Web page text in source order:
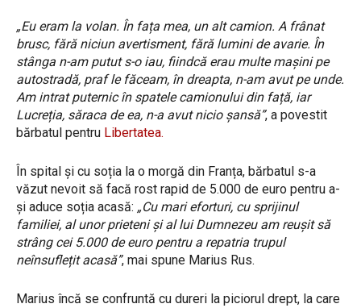
„Eu eram la volan. În fața mea, un alt camion. A frânat
brusc, fără niciun avertisment, fără lumini de avarie. În
stânga n-am putut s-o iau, fiindcă erau multe mașini pe
autostradă, praf le făceam, în dreapta, n-am avut pe unde.
Am intrat puternic în spatele camionului din față, iar
Lucreția, săraca de ea, n-a avut nicio șansă”, a povestit
bărbatul pentru Libertatea.
În spital și cu soția la o morgă din Franța, bărbatul s-a
văzut nevoit să facă rost rapid de 5.000 de euro pentru a-
și aduce soția acasă: „Cu mari eforturi, cu sprijinul
familiei, al unor prieteni și al lui Dumnezeu am reușit să
strâng cei 5.000 de euro pentru a repatria trupul
neînsuflețit acasă”, mai spune Marius Rus.
Marius încă se confruntă cu dureri la piciorul drept, la care